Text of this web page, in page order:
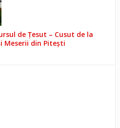
de Țesut – Cusut de la
Meserii din Pitești